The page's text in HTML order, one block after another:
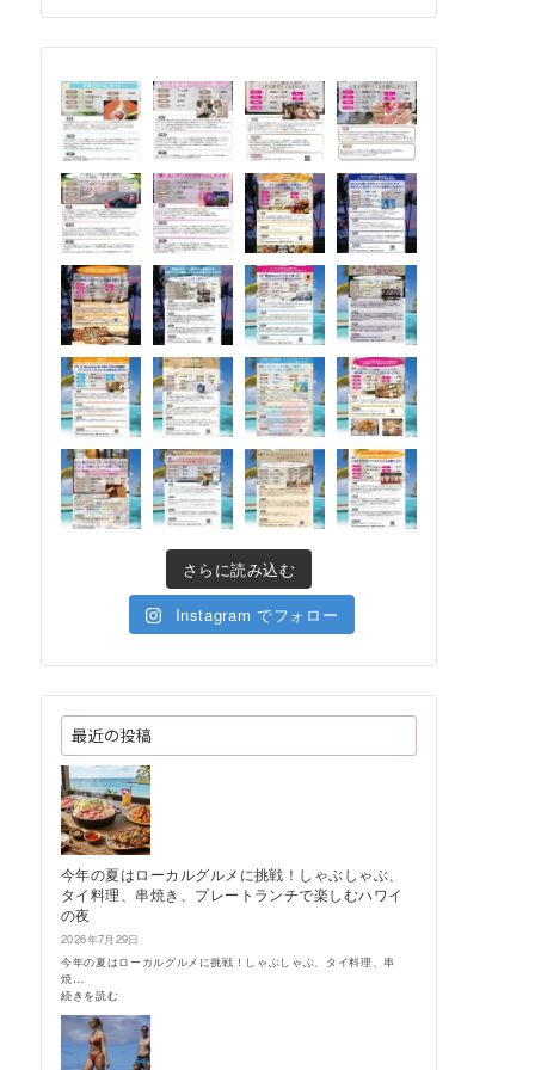
さらに読み込む
Instagram でフォロー
最近の投稿
今年の夏はローカルグルメに挑戦！しゃぶしゃぶ、
タイ料理、串焼き、プレートランチで楽しむハワイ
の夜
2026年7月29日
今年の夏はローカルグルメに挑戦！しゃぶしゃぶ、タイ料理、串
焼…
続きを読む:
年
の